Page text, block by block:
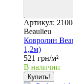
Артикул:
Beaulieu
Ковролин
1,2м)
521 грн/м²
В наличии
Купить!